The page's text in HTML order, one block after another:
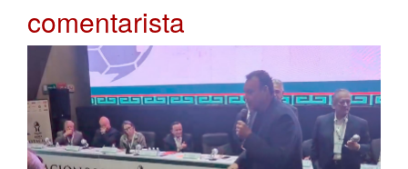
comentarista